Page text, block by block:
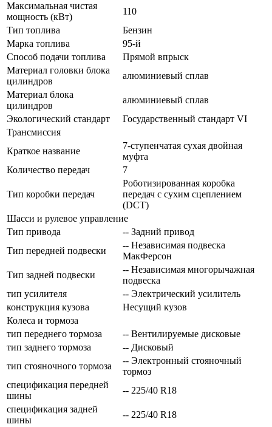
Максимальная чистая
мощность (кВт)
110
Тип топлива
Бензин
Марка топлива
95-й
Способ подачи топлива
Прямой впрыск
Материал головки блока
цилиндров
алюминиевый сплав
Материал блока
цилиндров
алюминиевый сплав
Экологический стандарт
Государственный стандарт VI
Трансмиссия
Краткое название
7-ступенчатая сухая двойная
муфта
Количество передач
7
Тип коробки передач
Роботизированная коробка
передач с сухим сцеплением
(DCT)
Шасси и рулевое управление
Тип привода
-- Задний привод
Тип передней подвески
-- Независимая подвеска
МакФерсон
Тип задней подвески
-- Независимая многорычажная
подвеска
тип усилителя
-- Электрический усилитель
конструкция кузова
Несущий кузов
Колеса и тормоза
тип переднего тормоза
-- Вентилируемые дисковые
тип заднего тормоза
-- Дисковый
тип стояночного тормоза
-- Электронный стояночный
тормоз
спецификация передней
шины
-- 225/40 R18
спецификация задней
шины
-- 225/40 R18